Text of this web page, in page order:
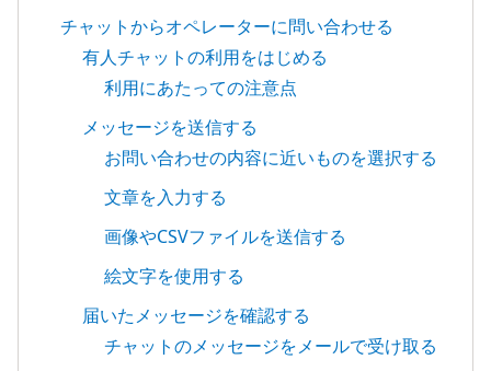
チャットからオペレーターに問い合わせる
有人チャットの利用をはじめる
利用にあたっての注意点
メッセージを送信する
お問い合わせの内容に近いものを選択する
文章を入力する
画像やCSVファイルを送信する
絵文字を使用する
届いたメッセージを確認する
チャットのメッセージをメールで受け取る